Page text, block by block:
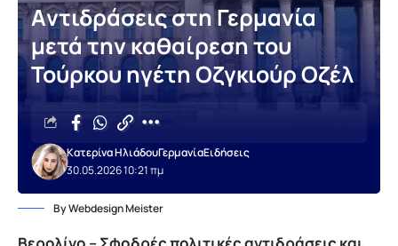
Aντιδράσεις στη Γερμανία
μετά την καθαίρεση του
Τούρκου ηγέτη Οζγκιούρ Οζέλ
30.05.2026 10:21 πμ
Κατερίνα ΗλιάδουΓερμανίαΕιδήσεις
By Webdesign Meister